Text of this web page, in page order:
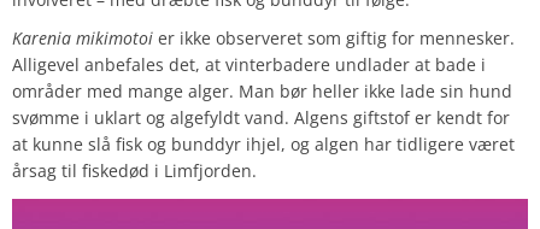
Karenia mikimotoi er ikke observeret som giftig for mennesker.
Alligevel anbefales det, at vinterbadere undlader at bade i
områder med mange alger. Man bør heller ikke lade sin hund
svømme i uklart og algefyldt vand. Algens giftstof er kendt for
at kunne slå fisk og bunddyr ihjel, og algen har tidligere været
årsag til fiskedød i Limfjorden.